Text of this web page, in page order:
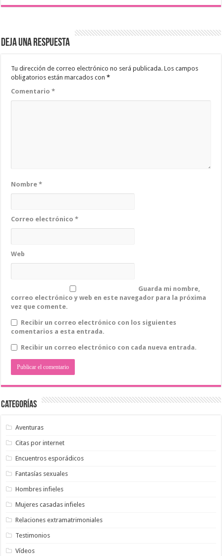
Deja una respuesta
Tu dirección de correo electrónico no será publicada. Los campos
obligatorios están marcados con*
Comentario*
Nombre*
Correo electrónico*
Web
Guarda mi nombre,
correo electrónico y web en este navegador para la próxima
vez que comente.
Recibir un correo electrónico con los siguientes
comentarios a esta entrada.
Recibir un correo electrónico con cada nueva entrada.
Categorías
Aventuras
Citas por internet
Encuentros esporádicos
Fantasías sexuales
Hombres infieles
Mujeres casadas infieles
Relaciones extramatrimoniales
Testimonios
Vídeos